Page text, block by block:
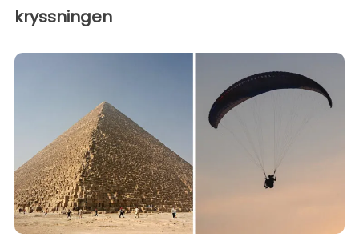
kryssningen